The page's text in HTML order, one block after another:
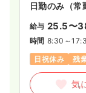
日勤のみ（常
給与 25.5〜
時間 8:30～
日祝休み
残
気